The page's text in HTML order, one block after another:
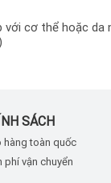
cơ thể hoặc da
SÁCH
hàng toàn quốc
phí vận chuyển